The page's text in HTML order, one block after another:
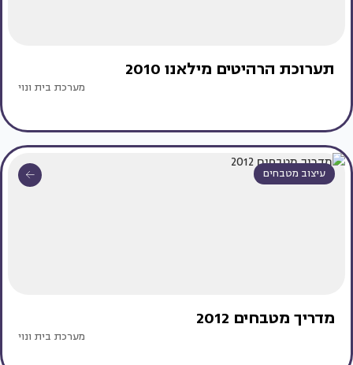
תערוכת הרהיטים מילאנו 2010
מערכת בית ונוי
עיצוב מטבחים
מדריך מטבחים 2012
מערכת בית ונוי